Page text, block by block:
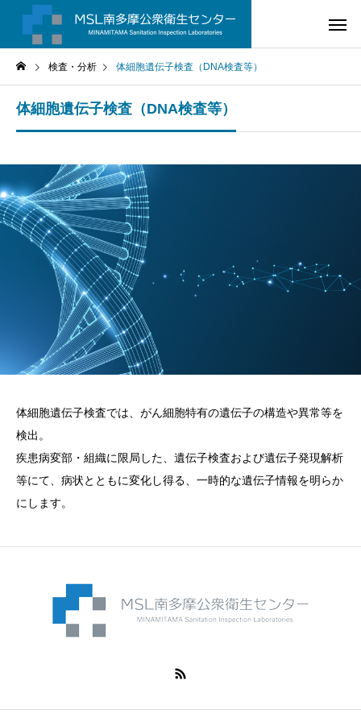
検査・分析 体細胞遺伝子検査（DNA検査等）
体細胞遺伝子検査（DNA検査等）
体細胞遺伝子検査では、がん細胞特有の遺伝子の構造や異常等を
検出。
疾患病変部・組織に限局した、遺伝子検査および遺伝子発現解析
等にて、病状とともに変化し得る、一時的な遺伝子情報を明らか
にします。